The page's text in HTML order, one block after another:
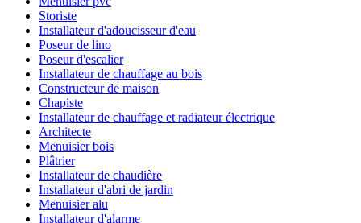
Storiste
Installateur d'adoucisseur d'eau
Poseur de lino
Poseur d'escalier
Installateur de chauffage au bois
Constructeur de maison
Chapiste
Installateur de chauffage et radiateur électrique
Architecte
Menuisier bois
Plâtrier
Installateur de chaudière
Installateur d'abri de jardin
Menuisier alu
Installateur d'alarme